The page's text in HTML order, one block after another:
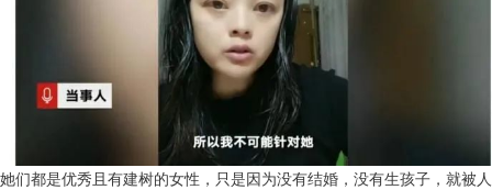
她们都是优秀且有建树的女性，只是因为没有结婚，没有生孩子，就被人